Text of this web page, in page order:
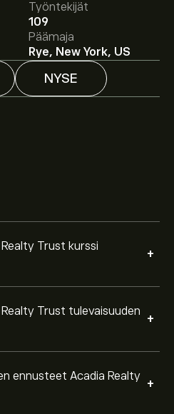
Työntekijät
109
Päämaja
Rye, New York, US
NYSE
Trust kurssi
+
Trust tulevaisuuden
+
Realty Trust on 20.65‎$‎.
asiantuntijoiden ennusteet
ennusteet Acadia Realty +
Acadia Realty Trust
kasvuun. Katso
koskien AKR